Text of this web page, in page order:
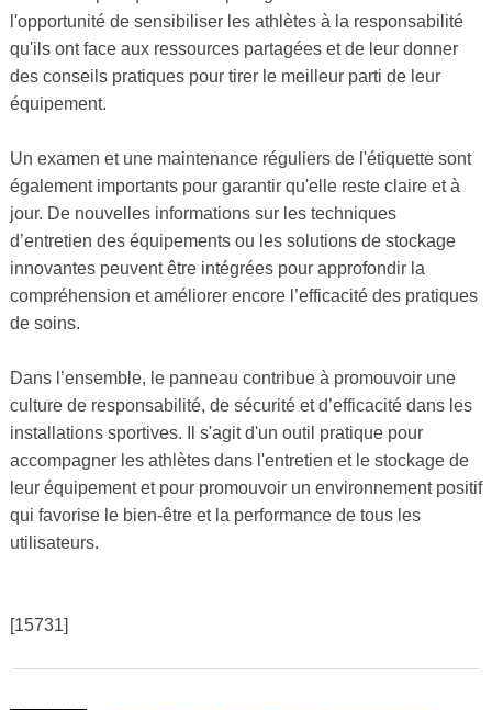
l'opportunité de sensibiliser les athlètes à la responsabilité
qu'ils ont face aux ressources partagées et de leur donner
des conseils pratiques pour tirer le meilleur parti de leur
équipement.
Un examen et une maintenance réguliers de l'étiquette sont
également importants pour garantir qu'elle reste claire et à
jour. De nouvelles informations sur les techniques
d’entretien des équipements ou les solutions de stockage
innovantes peuvent être intégrées pour approfondir la
compréhension et améliorer encore l’efficacité des pratiques
de soins.
Dans l’ensemble, le panneau contribue à promouvoir une
culture de responsabilité, de sécurité et d’efficacité dans les
installations sportives. Il s'agit d'un outil pratique pour
accompagner les athlètes dans l'entretien et le stockage de
leur équipement et pour promouvoir un environnement positif
qui favorise le bien-être et la performance de tous les
utilisateurs.
[15731]